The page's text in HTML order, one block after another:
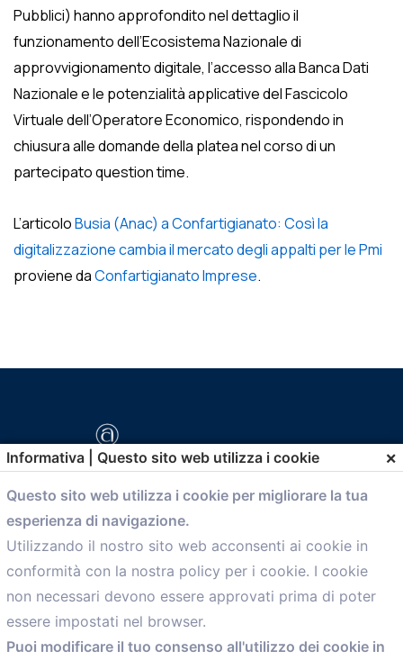
Pubblici) hanno approfondito nel dettaglio il
funzionamento dell’Ecosistema Nazionale di
approvvigionamento digitale, l’accesso alla Banca Dati
Nazionale e le potenzialità applicative del Fascicolo
Virtuale dell’Operatore Economico, rispondendo in
chiusura alle domande della platea nel corso di un
partecipato question time.
L’articoloBusia (Anac) a Confartigianato: Così la
digitalizzazione cambia il mercato degli appalti per le Pmi
proviene daConfartigianato Imprese.
comunicazione@confartigianato.bo.it
Menù
Home
Servizi
Informativa | Questo sito web utilizza i cookie ×
Questo sito web utilizza i cookie per migliorare la tua
esperienza di navigazione.
Utilizzando il nostro sito web acconsenti ai cookie in
conformità con la nostra policy per i cookie. I cookie
non necessari devono essere approvati prima di poter
essere impostati nel browser.
Puoi modificare il tuo consenso all'utilizzo dei cookie in